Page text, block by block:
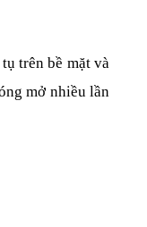
trên bề mặt và
mở nhiều lần